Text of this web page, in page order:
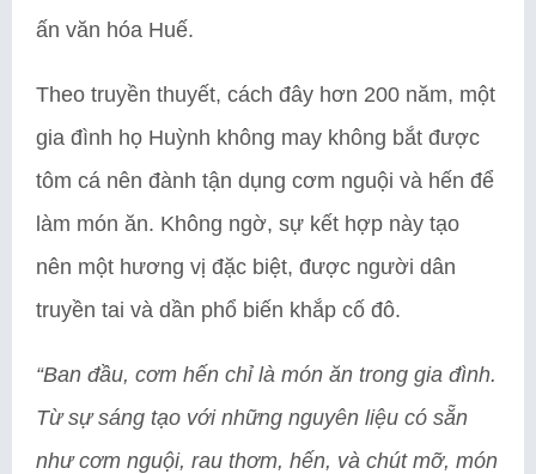
ấn văn hóa Huế.
Theo truyền thuyết, cách đây hơn 200 năm, một
gia đình họ Huỳnh không may không bắt được
tôm cá nên đành tận dụng cơm nguội và hến để
làm món ăn. Không ngờ, sự kết hợp này tạo
nên một hương vị đặc biệt, được người dân
truyền tai và dần phổ biến khắp cố đô.
“Ban đầu, cơm hến chỉ là món ăn trong gia đình.
Từ sự sáng tạo với những nguyên liệu có sẵn
như cơm nguội, rau thơm, hến, và chút mỡ, món